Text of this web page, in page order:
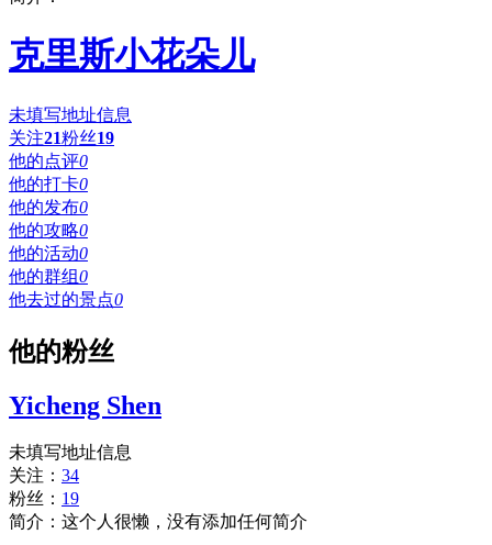
克里斯小花朵儿
未填写地址信息
关注21粉丝19
他的点评0
他的打卡0
他的发布0
他的攻略0
他的活动0
他的群组0
他去过的景点0
他的粉丝
Yicheng Shen
未填写地址信息
关注： 34
粉丝： 19
简介：这个人很懒，没有添加任何简介